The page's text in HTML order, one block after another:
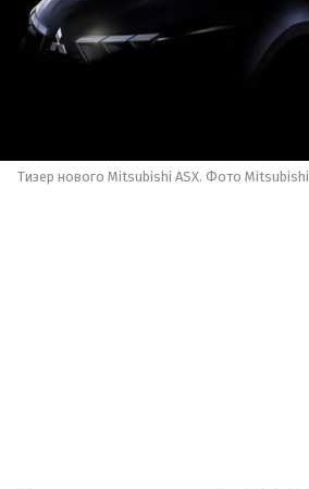
Тизер нового Mitsubishi ASX. Фото Mitsubishi